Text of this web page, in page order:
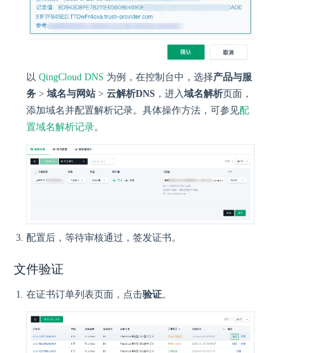
以 QingCloud DNS 为例，在控制台中，选择产品与服
务 > 域名与网站 > 云解析DNS ，进入 域名解析页面，
添加域名并配置解析记录。具体操作方法，可参见配
置域名解析记录。
配置后，等待审核通过，签发证书。
文件验证
在证书订单列表页面，点击验证。